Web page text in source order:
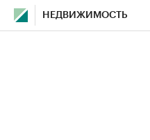
НЕДВИЖИМОСТЬ